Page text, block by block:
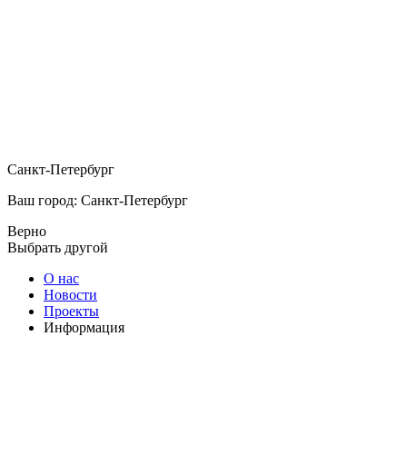
Санкт-Петербург
Ваш город: Санкт-Петербург
Верно
Выбрать другой
О нас
Новости
Проекты
Информация